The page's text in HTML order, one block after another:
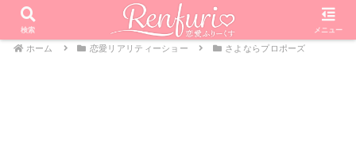
ホーム 恋愛リアリティーショー さよならプロポーズ
検索 メニュー